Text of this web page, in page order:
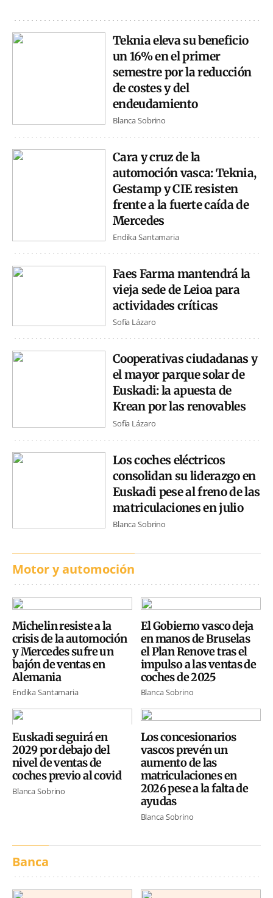
Teknia eleva su beneficio
un 16% en el primer
semestre por la reducción
de costes y del
endeudamiento
Blanca Sobrino
Cara y cruz de la
automoción vasca: Teknia,
Gestamp y CIE resisten
frente a la fuerte caída de
Mercedes
Endika Santamaria
Faes Farma mantendrá la
vieja sede de Leioa para
actividades críticas
Sofía Lázaro
Cooperativas ciudadanas y
el mayor parque solar de
Euskadi: la apuesta de
Krean por las renovables
Sofía Lázaro
Los coches eléctricos
consolidan su liderazgo en
Euskadi pese al freno de las
matriculaciones en julio
Blanca Sobrino
Motor y automoción
Michelin resiste a la
crisis de la automoción
y Mercedes sufre un
bajón de ventas en
Alemania
Endika Santamaria
El Gobierno vasco deja
en manos de Bruselas
el Plan Renove tras el
impulso a las ventas de
coches de 2025
Blanca Sobrino
Euskadi seguirá en
2029 por debajo del
nivel de ventas de
coches previo al covid
Blanca Sobrino
Los concesionarios
vascos prevén un
aumento de las
matriculaciones en
2026 pese a la falta de
ayudas
Blanca Sobrino
Banca